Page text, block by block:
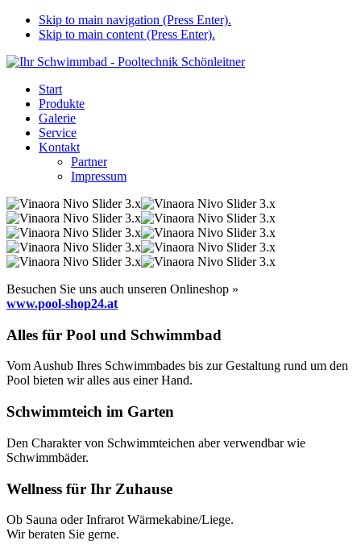
Skip to main navigation (Press Enter).
Skip to main content (Press Enter).
Start
Produkte
Galerie
Service
Kontakt
Partner
Impressum
Besuchen Sie uns auch unseren Onlineshop »
www.pool-shop24.at
Alles für Pool und Schwimmbad
Vom Aushub Ihres Schwimmbades bis zur Gestaltung rund um den
Pool bieten wir alles aus einer Hand.
Schwimmteich im Garten
Den Charakter von Schwimmteichen aber verwendbar wie
Schwimmbäder.
Wellness für Ihr Zuhause
Ob Sauna oder Infrarot Wärmekabine/Liege.
Wir beraten Sie gerne.